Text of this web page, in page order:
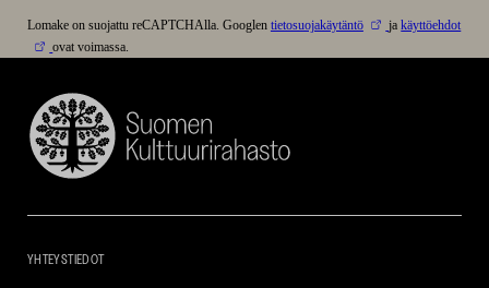
Lomake on suojattu reCAPTCHAlla. Googlen tietosuojakäytäntö jakäyttöehdot
ovat voimassa.
Suomen
Kulttuurirahasto
YHTEYSTIEDOT